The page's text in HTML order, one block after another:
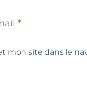
*
mon site dans le